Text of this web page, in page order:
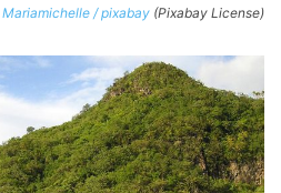
Mariamichelle / pixabay (Pixabay License)